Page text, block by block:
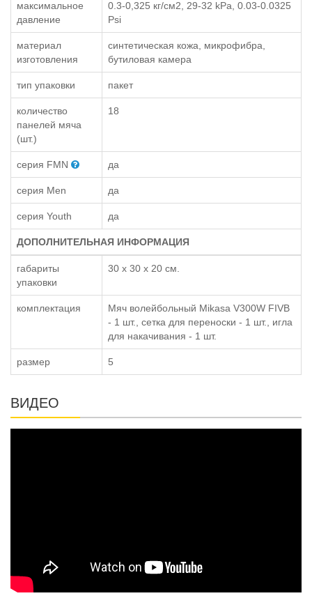
максимальное
давление
0.3-0,325 кг/см2, 29-32 kPa, 0.03-0.0325
Psi
материал
изготовления
синтетическая кожа, микрофибра,
бутиловая камера
тип упаковки пакет
количество
панелей мяча
(шт.)
18
серия FMN да
серия Men да
серия Youth да
ДОПОЛНИТЕЛЬНАЯ ИНФОРМАЦИЯ
габариты
упаковки
30 x 30 x 20 см.
комплектация
Мяч волейбольный Mikasa V300W FIVB
- 1 шт., сетка для переноски - 1 шт., игла
для накачивания - 1 шт.
размер 5
ВИДЕО